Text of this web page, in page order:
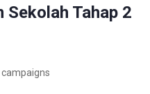
Sekolah Tahap 2
campaigns